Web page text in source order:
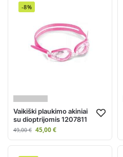
-8%
Vaikiški plaukimo akiniai
su dioptrijomis 1207811
49,00€ 45,00€